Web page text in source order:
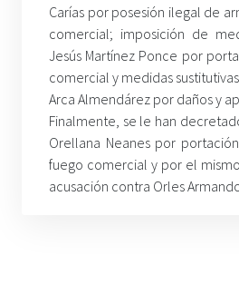
Carías por posesión ilegal de
comercial; imposición de
Jesús Martínez Ponce por
comercial y medidas
Arca Almendárez por daños y
Finalmente, se le han
Orellana Neanes por
fuego comercial y por el
acusación contra Orles